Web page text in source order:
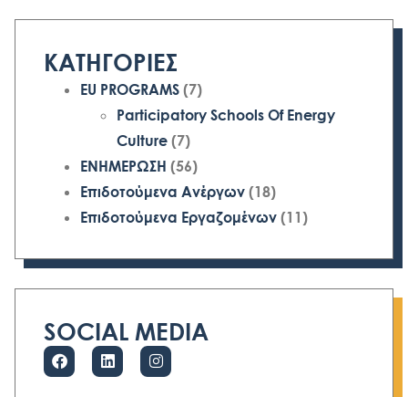
ΚΑΤΗΓΟΡΙΕΣ
EU PROGRAMS (7)
Participatory Schools Of Energy
Culture (7)
ΕΝΗΜΕΡΩΣΗ (56)
Επιδοτούμενα Ανέργων (18)
Επιδοτούμενα Εργαζομένων (11)
SOCIAL MEDIA